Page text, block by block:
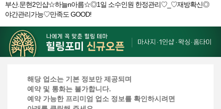
부산.문현2인샵☆하늘n아름☆◎1일 소수인원 한정관리♡_♡재방확신◎
야간관리가능♡만족도 GOOD!
해당 업소는 기본 정보만 제공되며
예약 및 통화는 불가합니다.
예약 가능한 프리미엄 업소 정보를 확인하시려면